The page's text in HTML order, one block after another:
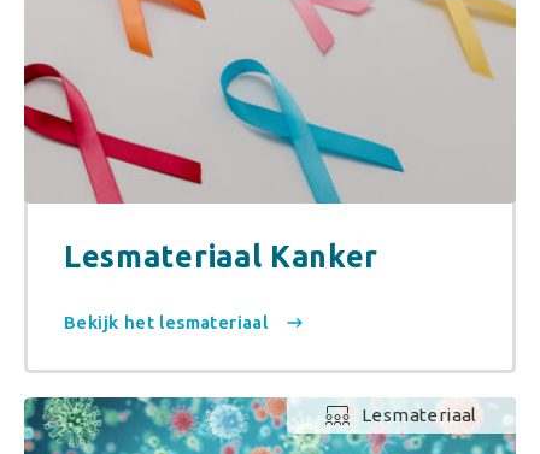
Lesmateriaal Kanker
Bekijk het lesmateriaal
Lesmateriaal